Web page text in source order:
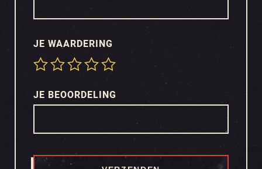
JE WAARDERING
JE BEOORDELING